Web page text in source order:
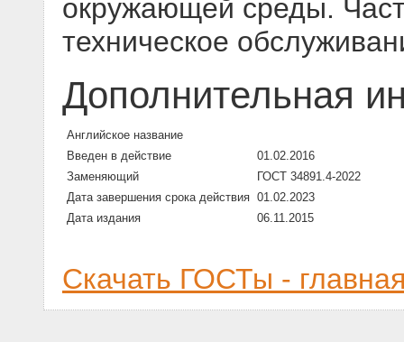
окружающей среды.
техническое
Дополнительная
Английское название
Введен в действие
01.02.2016
Заменяющий
ГОСТ 34891.4-2022
Дата завершения срока действия 01.02.2023
Дата издания
06.11.2015
Скачать ГОСТы -